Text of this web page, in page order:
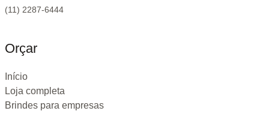
(11) 2287-6444
Orçar
Início
Loja completa
Brindes para empresas